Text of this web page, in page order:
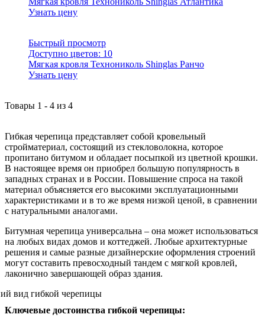
Узнать цену
Быстрый просмотр
Доступно цветов: 10
Мягкая кровля Технониколь Shinglas Ранчо
Узнать цену
Товары 1 - 4 из 4
Гибкая черепица представляет собой кровельный
стройматериал, состоящий из стекловолокна, которое
пропитано битумом и обладает посыпкой из цветной крошки.
В настоящее время он приобрел большую популярность в
западных странах и в России. Повышение спроса на такой
материал объясняется его высокими эксплуатационными
характеристиками и в то же время низкой ценой, в сравнении
с натуральными аналогами.
Битумная черепица универсальна – она может использоваться
на любых видах домов и коттеджей. Любые архитектурные
решения и самые разные дизайнерские оформления строений
могут составить превосходный тандем с мягкой кровлей,
лаконично завершающей образ здания.
Ключевые достоинства гибкой черепицы: